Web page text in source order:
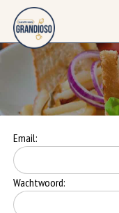
Email:
Wachtwoord: